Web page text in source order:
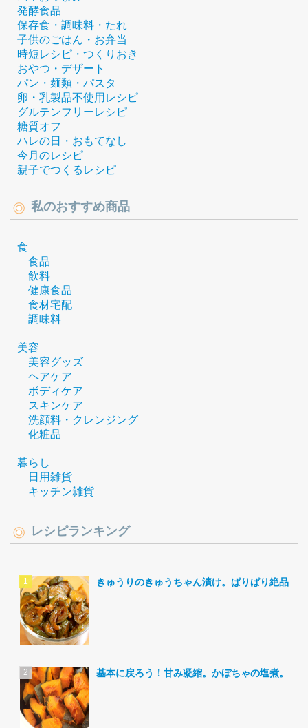
発酵食品
保存食・調味料・たれ
子供のごはん・お弁当
時短レシピ・つくりおき
おやつ・デザート
パン・麺類・パスタ
卵・乳製品不使用レシピ
グルテンフリーレシピ
糖質オフ
ハレの日・おもてなし
今月のレシピ
親子でつくるレシピ
私のおすすめ商品
食
食品
飲料
健康食品
食材宅配
調味料
美容
美容グッズ
ヘアケア
ボディケア
スキンケア
洗顔料・クレンジング
化粧品
暮らし
日用雑貨
キッチン雑貨
レシピランキング
きゅうりのきゅうちゃん漬け。ぱりぱり絶品。
基本に戻ろう！甘み凝縮。かぼちゃの塩煮。